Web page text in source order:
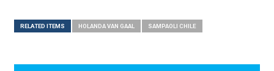
RELATED ITEMS HOLANDA VAN GAAL SAMPAOLI CHILE